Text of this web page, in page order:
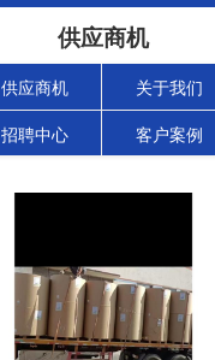
供应商机
供应商机 关于我们
招聘中心 客户案例